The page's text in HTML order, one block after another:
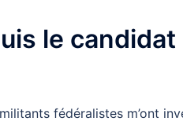
le
fédéralistes m’ont